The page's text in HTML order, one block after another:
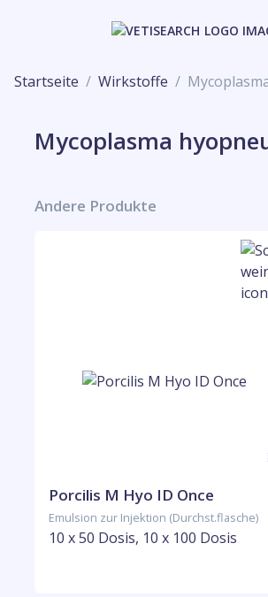
Startseite Wirkstoffe
Mycoplasma
Andere Produkte
Porcilis M Hyo ID Once
Emulsion zur Injektion (Durchst.flasche)
10 x 50 Dosis, 10 x 100 Dosis